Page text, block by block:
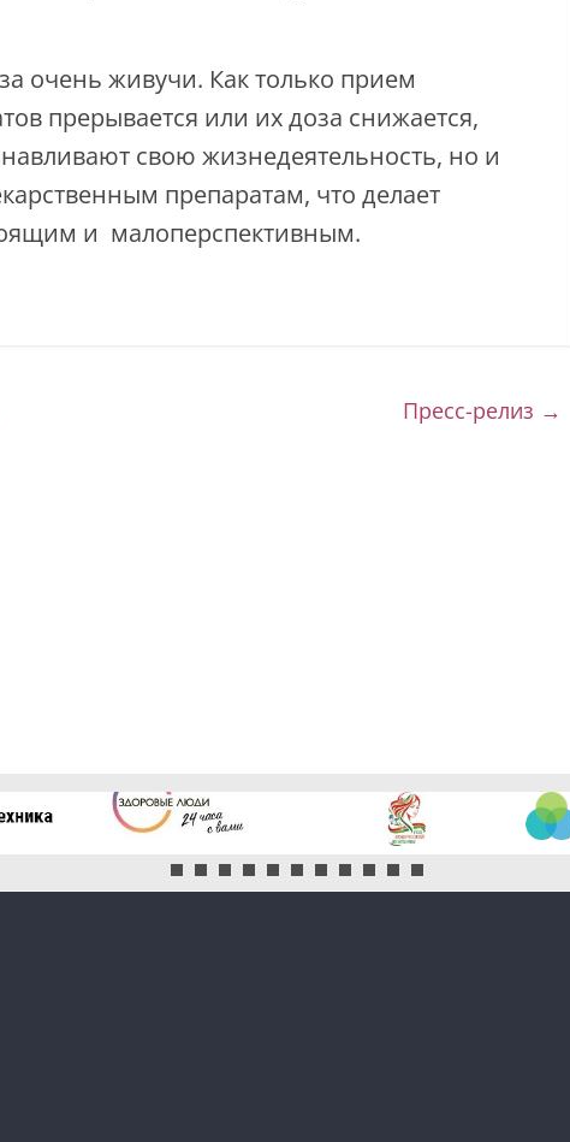
очень живучи. Как только прием
прерывается или их доза снижается,
свою жизнедеятельность, но и
препаратам, что делает
и малоперспективным.
райЦГиЭ»
Пресс-релиз →